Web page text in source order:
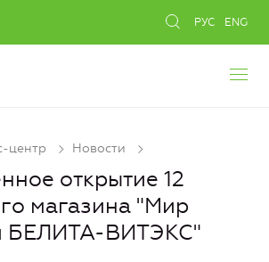
РУС ENG
центр Новости
открытие 12
магазина "Мир
БЕЛИТА-ВИТЭКС"